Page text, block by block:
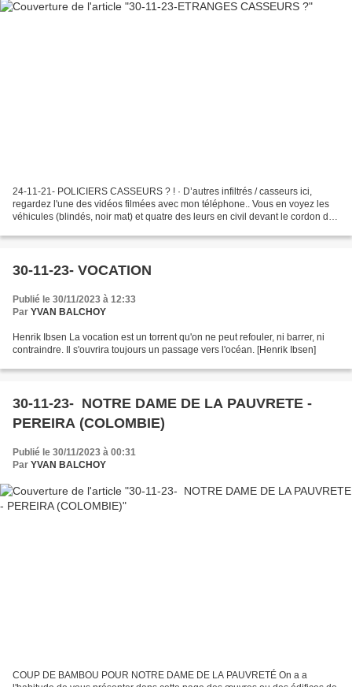
24-11-21- POLICIERS CASSEURS ? ! · D’autres infiltrés / casseurs ici,
regardez l'une des vidéos filmées avec mon téléphone.. Vous en voyez les
véhicules (blindés, noir mat) et quatre des leurs en civil devant le cordon de
30-11-23- VOCATION
Publié le 30/11/2023 à 12:33
Par YVAN BALCHOY
Henrik Ibsen La vocation est un torrent qu'on ne peut refouler, ni barrer, ni
contraindre. Il s'ouvrira toujours un passage vers l'océan. [Henrik Ibsen]
30-11-23- NOTRE DAME DE LA PAUVRETE -
PEREIRA (COLOMBIE)
Publié le 30/11/2023 à 00:31
Par YVAN BALCHOY
COUP DE BAMBOU POUR NOTRE DAME DE LA PAUVRETÉ On a a